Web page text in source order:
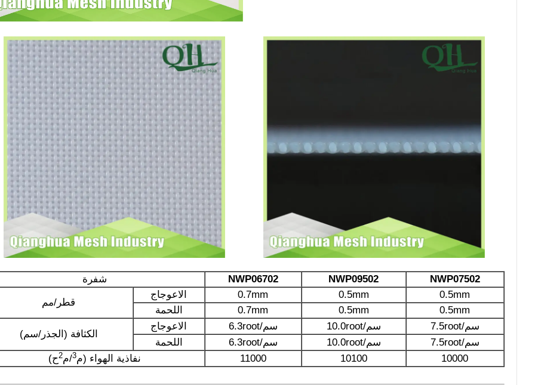
شفرة NWP06702 NWP09502 NWP07502
قطر/مم
الاعوجاج 0.7mm 0.5mm
0.5mm
اللحمة
0.7mm 0.5mm 0.5mm
الكثافة (الجذر/سم)
الاعوجاج 6.3root/سم 10.0root/سم
7.5root/سم
اللحمة
6.3root/سم 10.0root/سم
7.5root/سم
نفاذية الهواء (م3/م2ح) 11000 10100 10000